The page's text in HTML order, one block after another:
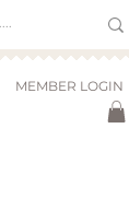
MEMBER LOGIN